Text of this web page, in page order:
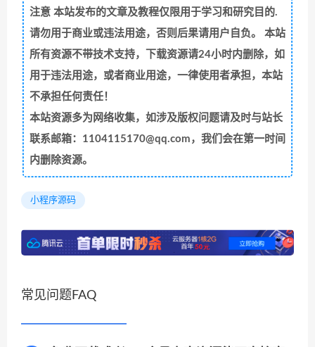
注意本站发布的文章及教程仅限用于学习和研究目的.
请勿用于商业或违法用途，否则后果请用户自负。 本站
所有资源不带技术支持，下载资源请24小时内删除，如
用于违法用途，或者商业用途，一律使用者承担，本站
不承担任何责任！
本站资源多为网络收集，如涉及版权问题请及时与站长
联系邮箱：1104115170@qq.com，我们会在第一时间
内删除资源。
小程序源码
常见问题FAQ